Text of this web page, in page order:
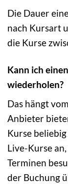
Die Dauer
nach Kursart
die Kurse
Kann ich
wiederholen?
Das hängt
Anbieter
Kurse
Live-Kurse
Terminen
der Buchung